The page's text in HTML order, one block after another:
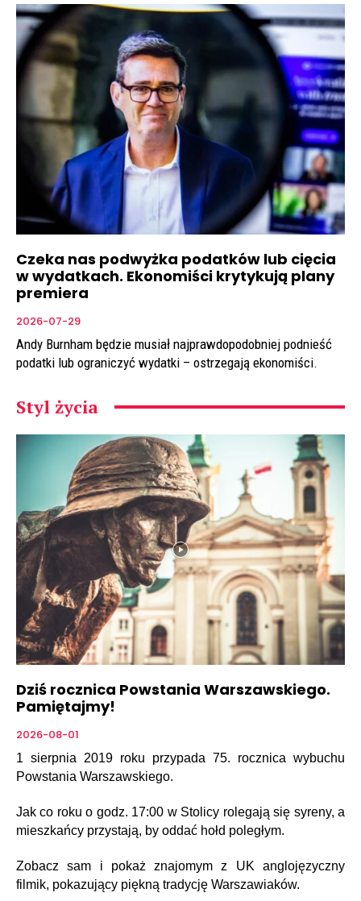
Czeka nas podwyżka podatków lub cięcia
w wydatkach. Ekonomiści krytykują plany
premiera
2026-07-29
Andy Burnham będzie musiał najprawdopodobniej podnieść
podatki lub ograniczyć wydatki – ostrzegają ekonomiści.
Styl życia
Dziś rocznica Powstania Warszawskiego.
Pamiętajmy!
2026-08-01
1 sierpnia 2019 roku przypada 75. rocznica wybuchu
Powstania Warszawskiego.
Jak co roku o godz. 17:00 w Stolicy rolegają się syreny, a
mieszkańcy przystają, by oddać hołd poległym.
Zobacz sam i pokaż znajomym z UK anglojęzyczny
filmik, pokazujący piękną tradycję Warszawiaków.